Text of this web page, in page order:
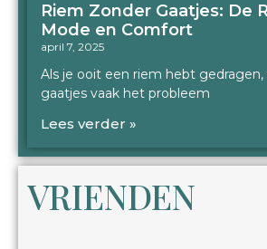
Riem Zonder Gaatjes: De
Mode en Comfort
april 7, 2025
Als je ooit een riem hebt
gaatjes vaak het probleem
Lees verder »
VRIENDEN